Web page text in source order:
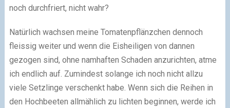
noch durchfriert, nicht wahr?
Natürlich wachsen meine Tomatenpflänzchen dennoch
fleissig weiter und wenn die Eisheiligen von dannen
gezogen sind, ohne namhaften Schaden anzurichten, atme
ich endlich auf. Zumindest solange ich noch nicht allzu
viele Setzlinge verschenkt habe. Wenn sich die Reihen in
den Hochbeeten allmählich zu lichten beginnen, werde ich